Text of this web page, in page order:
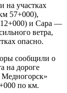
на участках
57+000),
и Сара —
ветра,
опасно.
сообщили о
на дороге
Медногорск»
по км.